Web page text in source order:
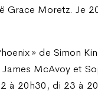
Grace Moretz. Je
» de Simon
McAvoy et
à 20h30, di 23 à